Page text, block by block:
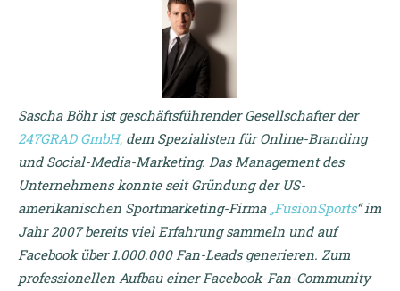
Sascha Böhr ist geschäftsführender Gesellschafter der
247GRAD GmbH, dem Spezialisten für Online-Branding
und Social-Media-Marketing. Das Management des
Unternehmens konnte seit Gründung der US-
amerikanischen Sportmarketing-Firma „FusionSports“ im
Jahr 2007 bereits viel Erfahrung sammeln und auf
Facebook über 1.000.000 Fan-Leads generieren. Zum
professionellen Aufbau einer Facebook-Fan-Community